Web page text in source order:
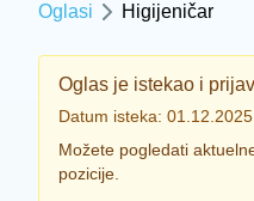
Oglasi Higijeničar
Oglas je istekao i
Datum isteka: 01.12.2025.
Možete pogledati
pozicije.